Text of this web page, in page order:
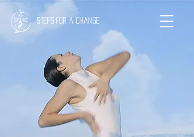
Steps for a change